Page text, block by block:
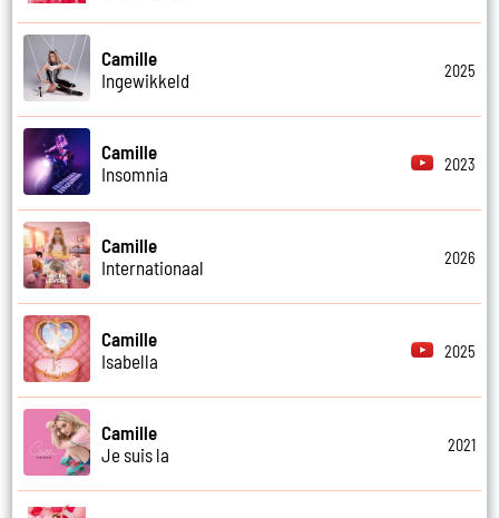
Camille
Ingewikkeld
2025
Camille
Insomnia
2023
Camille
Internationaal
2026
Camille
Isabella
2025
Camille
Je suis la
2021